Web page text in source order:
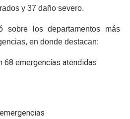
y 37 daño severo.
sobre los departamentos más
en donde destacan:
68 emergencias atendidas